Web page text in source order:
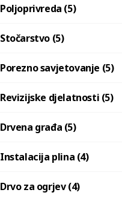
Poljoprivreda (5)
Stočarstvo (5)
Porezno savjetovanje (5)
Revizijske djelatnosti (5)
Drvena građa (5)
Instalacija plina (4)
Drvo za ogrjev (4)